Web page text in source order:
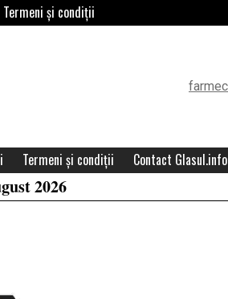
Termeni și condiții
Termeni și condiții Contact Glasul.info
2026